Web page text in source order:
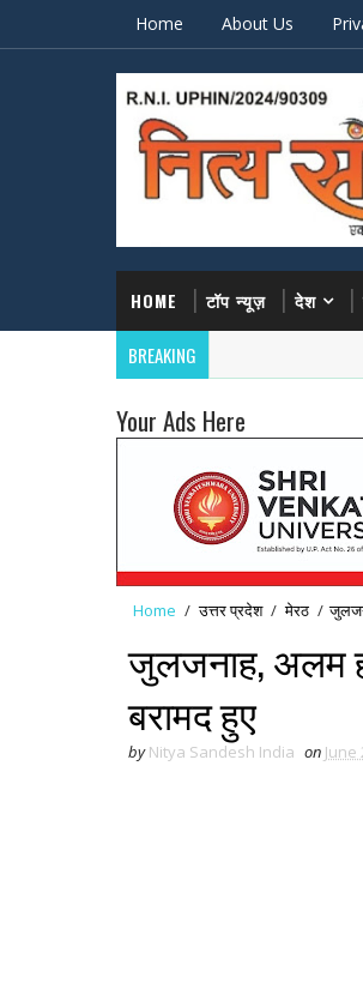
Home About Us
HOME टॉप न्यूज़ देश
BREAKING
Your Ads Here
Home / उत्तर प्रदेश / मेरठ /
जुलजनाह, अलम
बरामद हुए
by Nitya Sandesh India on June